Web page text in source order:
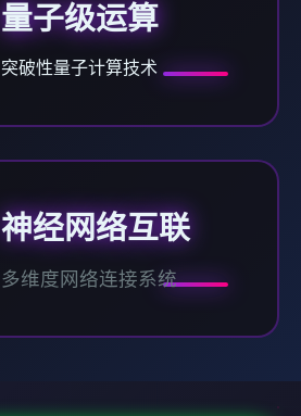
量子级运算
突破性量子计算技术
神经网络互联
多维度网络连接系统